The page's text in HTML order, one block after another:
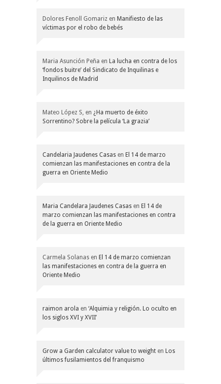
Dolores Fenoll Gomariz en Manifiesto de las
víctimas por el robo de bebés
Maria Asunción Peña en La lucha en contra de los
‘fondos buitre’ del Sindicato de Inquilinas e
Inquilinos de Madrid
Mateo López S, en ¿Ha muerto de éxito
Sorrentino? Sobre la película ‘La grazia’
Candelaria Jaudenes Casas en El 14 de marzo
comienzan las manifestaciones en contra de la
guerra en Oriente Medio
Maria Candelara Jaudenes Casas en El 14 de
marzo comienzan las manifestaciones en contra
de la guerra en Oriente Medio
Carmela Solanas en El 14 de marzo comienzan
las manifestaciones en contra de la guerra en
Oriente Medio
raimon arola en ‘Alquimia y religión. Lo oculto en
los siglos XVI y XVII’
Grow a Garden calculator value to weight en Los
últimos fusilamientos del franquismo